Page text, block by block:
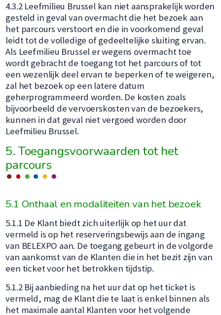
4.3.2 Leefmilieu Brussel kan niet aansprakelijk worden
gesteld in geval van overmacht die het bezoek aan
het parcours verstoort en die in voorkomend geval
leidt tot de volledige of gedeeltelijke sluiting ervan.
Als Leefmilieu Brussel er wegens overmacht toe
wordt gebracht de toegang tot het parcours of tot
een wezenlijk deel ervan te beperken of te weigeren,
zal het bezoek op een latere datum
geherprogrammeerd worden. De kosten zoals
bijvoorbeeld de vervoerskosten van de bezoekers,
kunnen in dat geval niet vergoed worden door
Leefmilieu Brussel.
5. Toegangsvoorwaarden tot het
parcours
5.1 Onthaal en modaliteiten van het bezoek
5.1.1 De Klant biedt zich uiterlijk op het uur dat
vermeld is op het reserveringsbewijs aan de ingang
van BELEXPO aan. De toegang gebeurt in de volgorde
van aankomst van de Klanten die in het bezit zijn van
een ticket voor het betrokken tijdstip.
5.1.2 Bij aanbieding na het uur dat op het ticket is
vermeld, mag de Klant die te laat is enkel binnen als
het maximale aantal Klanten voor het volgende